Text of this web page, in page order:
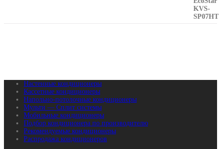
Настенные кондиционеры
Кассетные кондиционеры
Напольно-потолочные кондиционеры
Мульти — Сплит системы
Мобильные кондиционеры
Подбор кондиционера по производителю
Рекомендуемые кондиционеры
Распродажа кондиционеров